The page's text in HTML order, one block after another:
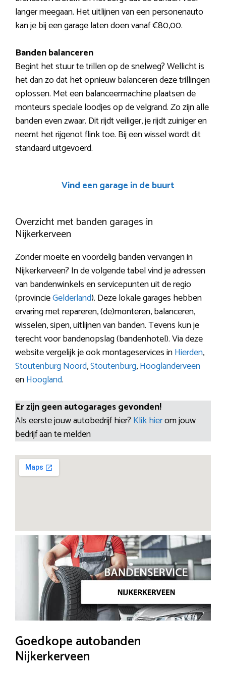
langer meegaan. Het uitlijnen van een personenauto
kan je bij een garage laten doen vanaf €80,00.
Banden balanceren
Begint het stuur te trillen op de snelweg? Wellicht is
het dan zo dat het opnieuw balanceren deze trillingen
oplossen. Met een balanceermachine plaatsen de
monteurs speciale loodjes op de velgrand. Zo zijn alle
banden even zwaar. Dit rijdt veiliger, je rijdt zuiniger en
neemt het rijgenot flink toe. Bij een wissel wordt dit
standaard uitgevoerd.
Vind een garage in de buurt
Overzicht met banden garages in
Nijkerkerveen
Zonder moeite en voordelig banden vervangen in
Nijkerkerveen? In de volgende tabel vind je adressen
van bandenwinkels en servicepunten uit de regio
(provincieGelderland). Deze lokale garages hebben
ervaring met repareren, (de)monteren, balanceren,
wisselen, sipen, uitlijnen van banden. Tevens kun je
terecht voor bandenopslag (bandenhotel). Via deze
website vergelijk je ook montageservices inHierden,
Stoutenburg Noord,Stoutenburg,Hooglanderveen
enHoogland.
Er zijn geen autogarages gevonden!
Als eerste jouw autobedrijf hier? Klik hierom jouw
bedrijf aan te melden
Goedkope autobanden
Nijkerkerveen